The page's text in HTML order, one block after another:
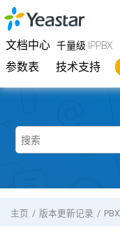
跳转到主要内容
文档中心 千量级 IPPBX
参数表 技术支持
Yeastar千量级 IPPBX
主页 版本更新记录 PBX